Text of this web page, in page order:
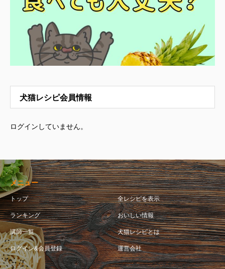
犬猫レシピ会員情報
ログインしていません。
メニュー
トップ 全レシピを表示
ランキング おいしい情報
講師一覧 犬猫レシピとは
ログイン&会員登録 運営会社